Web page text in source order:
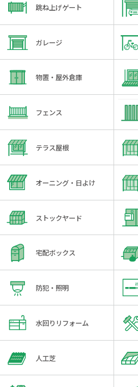
跳ね上げゲート
ガレージ
物置・屋外倉庫
フェンス
テラス屋根
オーニング・日よけ
ストックヤード
宅配ボックス
防犯・照明
水回りリフォーム
人工芝